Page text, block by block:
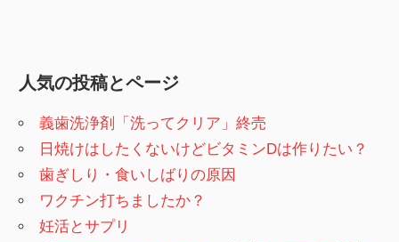
人気の投稿とページ
義歯洗浄剤「洗ってクリア」終売
日焼けはしたくないけどビタミンDは作りたい？
歯ぎしり・食いしばりの原因
ワクチン打ちましたか？
妊活とサプリ